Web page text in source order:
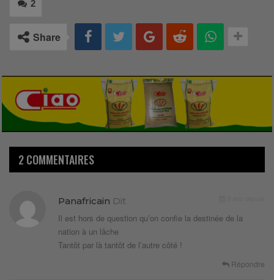
2
Share
2 COMMENTAIRES
Panafricain Dit
Il est hors de question qu’on confie la destinée de la
nation à un lâche
Tantôt par là tantôt de l’autre côté !
Répondre